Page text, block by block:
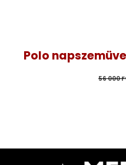
Polo
56 000